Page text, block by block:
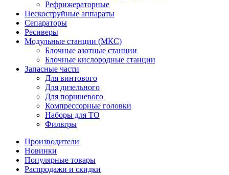
Рефрижераторные
Пескоструйные аппараты
Сепараторы
Ресиверы
Модульные станции (МКС)
Блочные азотные станции
Блочные кислородные станции
Запасные части
Для винтового
Для дизельного
Для поршневого
Компрессорные головки
Наборы для ТО
Фильтры
Производители
Новинки
Популярные товары
Распродажи и скидки